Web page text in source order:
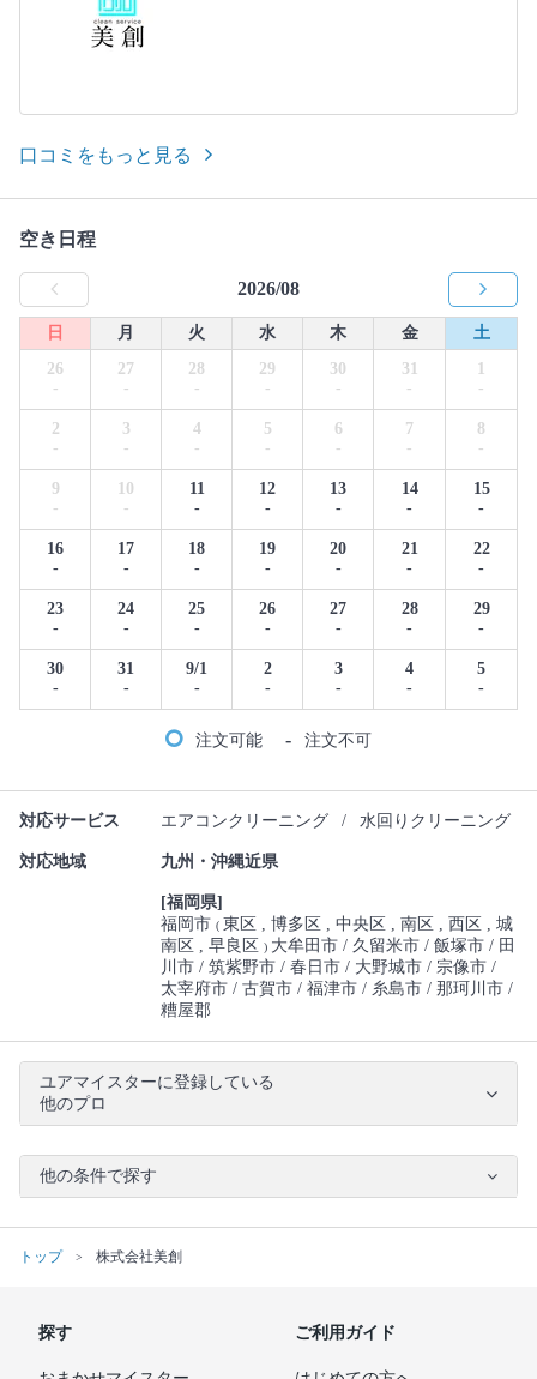
口コミをもっと見る
空き日程
2026/08
日 月 火 水 木 金
土
26
-
27
-
28
-
29
-
30
-
31
-
1
-
2
-
3
-
4
-
5
-
6
-
7
-
8
-
9
-
10
-
11
-
12
-
13
-
14
-
15
-
16
-
17
-
18
-
19
-
20
-
21
-
22
-
23
-
24
-
25
-
26
-
27
-
28
-
29
-
30
-
31
-
9/1
-
2
-
3
-
4
-
5
-
注文可能 - 注文不可
対応サービス エアコンクリーニング / 水回りクリーニング
対応地域 九州・沖縄近県
[福岡県]
福岡市( 東区 博多区 中央区 南区 西区
城
南区
早良区) 大牟田市 久留米市 飯塚市
田
川市 筑紫野市 春日市 大野城市 宗像市
太宰府市 古賀市 福津市 糸島市 那珂川市
糟屋郡
ユアマイスターに登録している
他のプロ
他の条件で探す
トップ 株式会社美創
探す ご利用ガイド